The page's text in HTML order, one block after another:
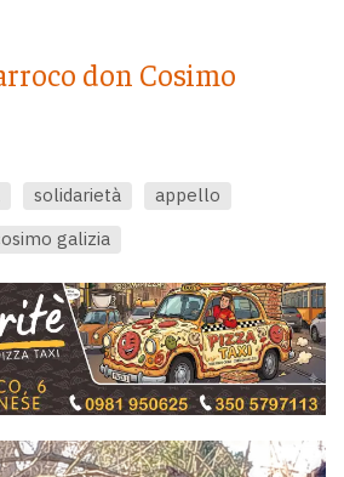
don Cosimo
solidarietà
appello
galizia